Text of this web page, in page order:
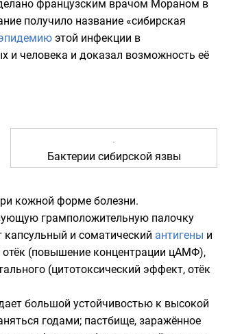
французским врачом Мораном в
получило название «сибирская
этой инфекции в
и человека и доказал возможность её
Бактерии сибирской язвы
кожной форме болезни.
грамположительную палочку
и соматический антигены и
отёк (повышение концентрации цАМФ),
(цитотоксический эффект, отёк
большой устойчивостью к высокой
годами; пастбище, заражённое